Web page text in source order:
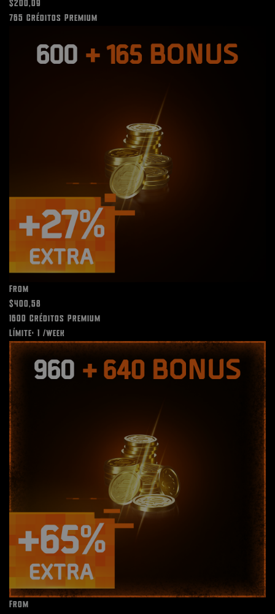
$200,09
765 Créditos Premium
From
$400,58
1600 Créditos Premium
Límite: 1 /week
From